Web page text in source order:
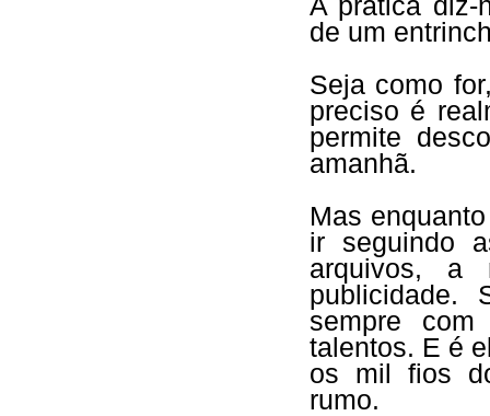
A prática diz-
de um
Seja como
preciso é
permite
amanhã.
Mas
ir seguindo
arquivos, a
publicidade.
sempre
talentos. E é
os mil fios
rumo.